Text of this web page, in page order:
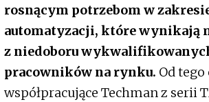
rosnącym potrzebom w
automatyzacji, które wynikają
z niedoboru
pracowników na rynku. Od
współpracujące Techman z serii